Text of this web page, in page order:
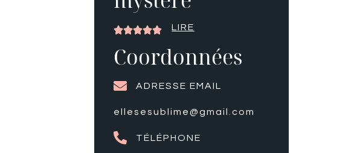
 LIRE
Coordonnées
ADRESSE EMAIL
ellesesublime@gmail.com
TÉLÉPHONE